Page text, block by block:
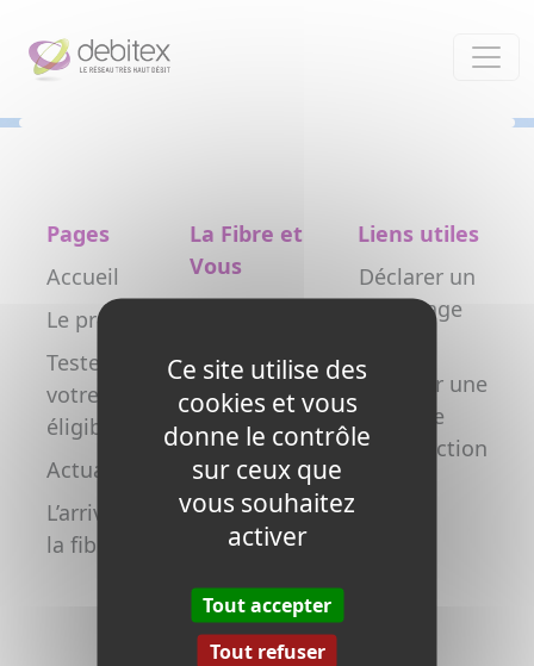
Pages
Accueil
Le projet
Testez
votre
éligibilité
Actualités
L’arrivée de
la fibre
La Fibre et
Vous
Particulier
Collectivité
Opérateur
Copropriétés
/ syndics
Promoteurs /
Aménageurs
Liens utiles
Déclarer un
dommage
Déclarer une
nouvelle
construction
Ce site utilise des
cookies et vous
donne le contrôle
sur ceux que
vous souhaitez
activer
Tout accepter
Tout refuser